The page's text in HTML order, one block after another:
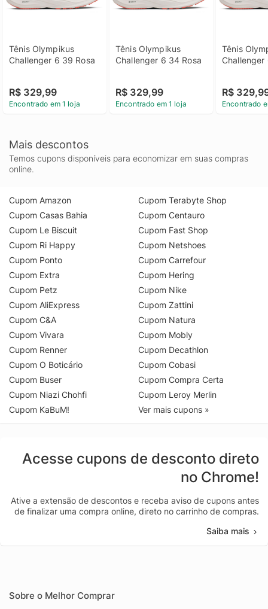
Tênis Olympikus
Challenger 6 39 Rosa
R$ 329,99
Encontrado em 1 loja
Tênis Olympikus
Challenger 6 34 Rosa
R$ 329,99
Encontrado em 1 loja
Tênis
Challenger
R$
Encontrado
Mais descontos
Temos cupons disponíveis para economizar em suas compras
online.
Cupom Amazon
Cupom Casas Bahia
Cupom Le Biscuit
Cupom Ri Happy
Cupom Ponto
Cupom Extra
Cupom Petz
Cupom AliExpress
Cupom C&A
Cupom Vivara
Cupom Renner
Cupom O Boticário
Cupom Buser
Cupom Niazi Chohfi
Cupom KaBuM!
Cupom Terabyte Shop
Cupom Centauro
Cupom Fast Shop
Cupom Netshoes
Cupom Carrefour
Cupom Hering
Cupom Nike
Cupom Zattini
Cupom Natura
Cupom Mobly
Cupom Decathlon
Cupom Cobasi
Cupom Compra Certa
Cupom Leroy Merlin
Ver mais cupons »
Acesse cupons de desconto direto
no Chrome!
Ative a extensão de descontos e receba aviso de cupons antes
de finalizar uma compra online, direto no carrinho de compras.
Saiba mais
Sobre o Melhor Comprar